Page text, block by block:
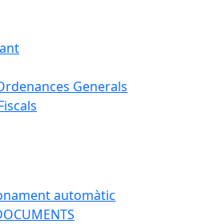
Generals
automàtic